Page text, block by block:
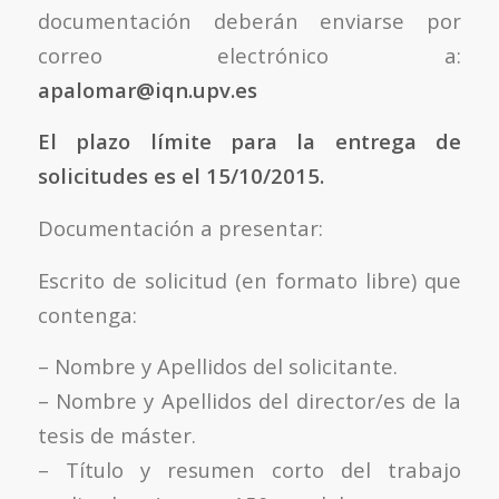
documentación deberán enviarse por
correo electrónico a:
apalomar@iqn.upv.es
El plazo límite para la entrega de
solicitudes es el 15/10/2015.
Documentación a presentar:
Escrito de solicitud (en formato libre) que
contenga:
– Nombre y Apellidos del solicitante.
– Nombre y Apellidos del director/es de la
tesis de máster.
– Título y resumen corto del trabajo